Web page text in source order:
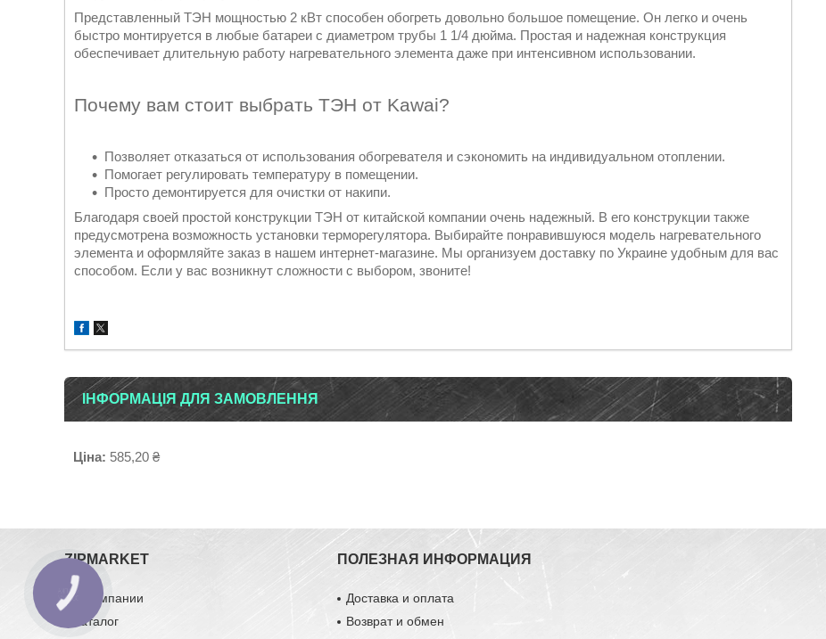
Представленный ТЭН мощностью 2 кВт способен обогреть довольно большое помещение. Он легко и очень
быстро монтируется в любые батареи с диаметром трубы 1 1/4 дюйма. Простая и надежная конструкция
обеспечивает длительную работу нагревательного элемента даже при интенсивном использовании.
Почему вам стоит выбрать ТЭН от Kawai?
Позволяет отказаться от использования обогревателя и сэкономить на индивидуальном отоплении.
Помогает регулировать температуру в помещении.
Просто демонтируется для очистки от накипи.
Благодаря своей простой конструкции ТЭН от китайской компании очень надежный. В его конструкции также
предусмотрена возможность установки терморегулятора. Выбирайте понравившуюся модель нагревательного
элемента и оформляйте заказ в нашем интернет-магазине. Мы организуем доставку по Украине удобным для вас
способом. Если у вас возникнут сложности с выбором, звоните!
ІНФОРМАЦІЯ ДЛЯ ЗАМОВЛЕННЯ
Ціна: 585,20 ₴
ZIPMARKET
О компании
Каталог
ПОЛЕЗНАЯ ИНФОРМАЦИЯ
Доставка и оплата
Возврат и обмен